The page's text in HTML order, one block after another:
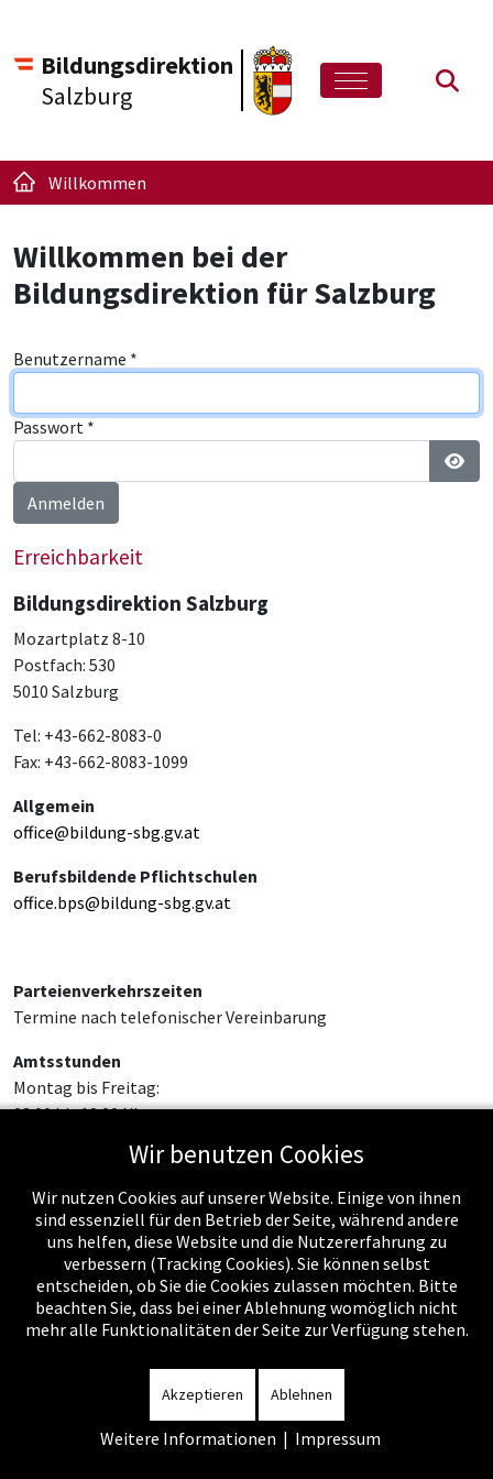
Bildungsdirektion
Salzburg
Willkommen
Willkommen bei der
Bildungsdirektion für Salzburg
Benutzername *
Passwort *
Anmelden
Erreichbarkeit
Bildungsdirektion Salzburg
Mozartplatz 8-10
Postfach: 530
5010 Salzburg
Tel: +43-662-8083-0
Fax: +43-662-8083-1099
Allgemein
office@bildung-sbg.gv.at
Berufsbildende Pflichtschulen
office.bps@bildung-sbg.gv.at
Parteienverkehrszeiten
Termine nach telefonischer Vereinbarung
Amtsstunden
Montag bis Freitag:
08:00 bis 12:00 Uhr
Wir benutzen Cookies
Wir nutzen Cookies auf unserer Website. Einige von ihnen
sind essenziell für den Betrieb der Seite, während andere
uns helfen, diese Website und die Nutzererfahrung zu
verbessern (Tracking Cookies). Sie können selbst
entscheiden, ob Sie die Cookies zulassen möchten. Bitte
beachten Sie, dass bei einer Ablehnung womöglich nicht
mehr alle Funktionalitäten der Seite zur Verfügung stehen.
Akzeptieren Ablehnen
Weitere Informationen | Impressum